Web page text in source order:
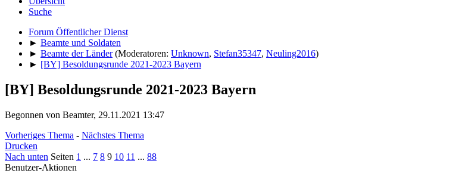
Suche
Forum Öffentlicher Dienst
► Beamte und Soldaten
► Beamte der Länder (Moderatoren: Unknown, Stefan35347, Neuling2016)
► [BY] Besoldungsrunde 2021-2023 Bayern
[BY] Besoldungsrunde 2021-2023 Bayern
Begonnen von Beamter, 29.11.2021 13:47
Vorheriges Thema - Nächstes Thema
Drucken
Nach unten Seiten 1 ... 7 8 9 10 11 ... 88
Benutzer-Aktionen